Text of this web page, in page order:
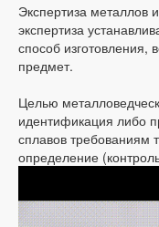
Экспертиза металлов
экспертиза
способ изготовления,
предмет.
Целью
идентификация либо
сплавов требованиям
определение